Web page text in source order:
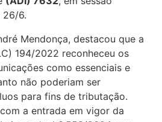
26/6.
Mendonça, destacou que a
194/2022 reconheceu os
como essenciais e
não poderiam ser
para fins de tributação.
a entrada em vigor da